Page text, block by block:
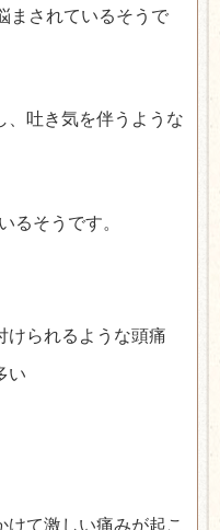
まされているそうで
、吐き気を伴うような
るそうです。
けられるような頭痛
い
けて激しい痛みが起こ